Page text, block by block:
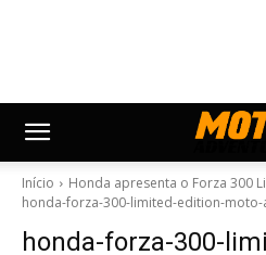
Início
Honda apresenta o Forza 300
honda-forza-300-limited-edition-moto-
honda-forza-300-